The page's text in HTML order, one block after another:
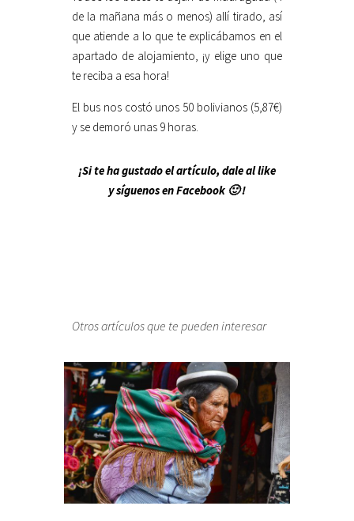
de la mañana más o menos) allí tirado, así
que atiende a lo que te explicábamos en el
apartado de alojamiento, ¡y elige uno que
te reciba a esa hora!
El bus nos costó unos 50 bolivianos (5,87€)
y se demoró unas 9 horas.
¡Si te ha gustado el artículo, dale al like
y síguenos en Facebook 🙂 !
Otros artículos que te pueden interesar